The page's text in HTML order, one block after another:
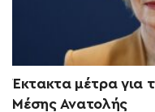
Έκτακτα μέτρα για
Μέσης Ανατολής